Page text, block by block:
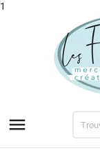
1
